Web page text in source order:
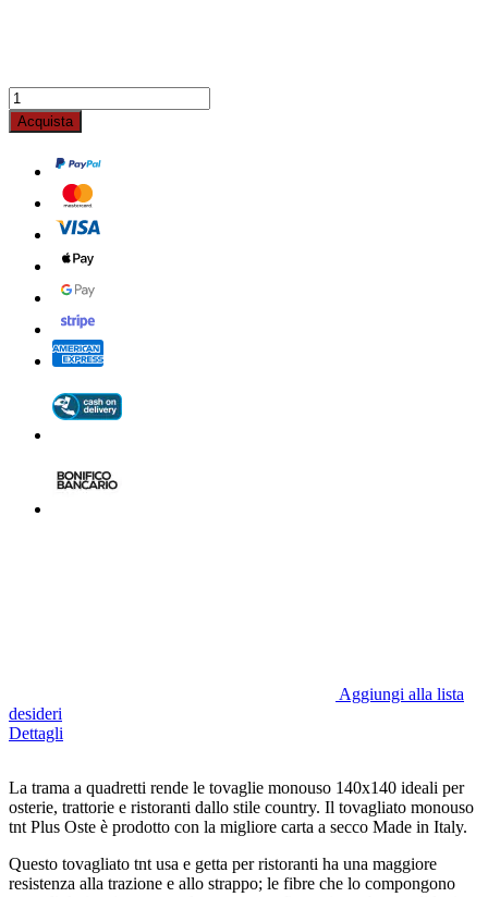
Acquista
Aggiungi alla lista
desideri
Dettagli
La trama a quadretti rende le tovaglie monouso 140x140 ideali per
osterie, trattorie e ristoranti dallo stile country. Il tovagliato monouso
tnt Plus Oste è prodotto con la migliore carta a secco Made in Italy.
Questo tovagliato tnt usa e getta per ristoranti ha una maggiore
resistenza alla trazione e allo strappo; le fibre che lo compongono